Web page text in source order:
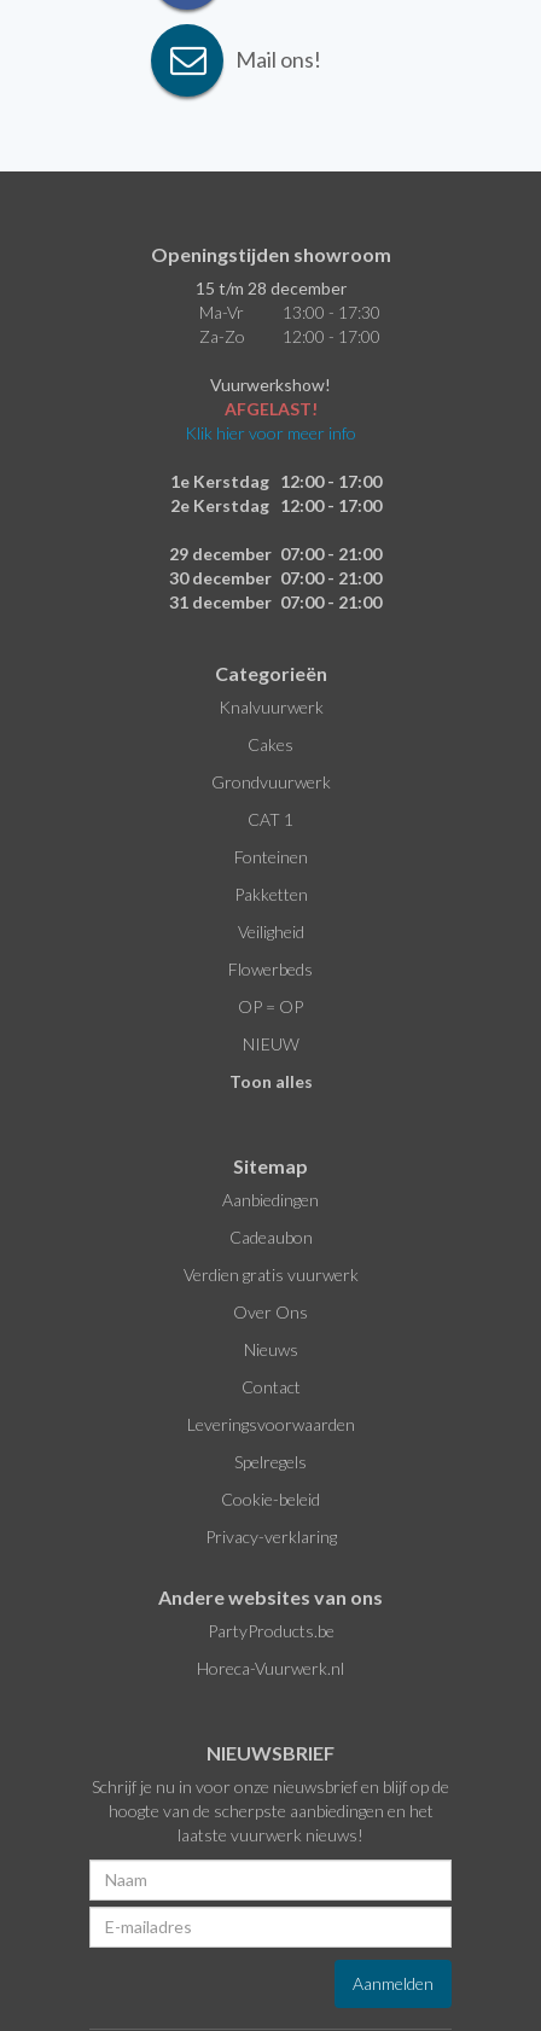
Mail ons!
Openingstijden showroom
15 t/m 28 december
Ma-Vr
13:00 - 17:30
Za-Zo
12:00 - 17:00
Vuurwerkshow!
AFGELAST!
Klik hier voor meer info
1e Kerstdag 12:00 - 17:00
2e Kerstdag 12:00 - 17:00
29 december 07:00 - 21:00
30 december 07:00 - 21:00
31 december 07:00 - 21:00
Categorieën
Knalvuurwerk
Cakes
Grondvuurwerk
CAT 1
Fonteinen
Pakketten
Veiligheid
Flowerbeds
OP = OP
NIEUW
Toon alles
Sitemap
Aanbiedingen
Cadeaubon
Verdien gratis vuurwerk
Over Ons
Nieuws
Contact
Leveringsvoorwaarden
Spelregels
Cookie-beleid
Privacy-verklaring
Andere websites van ons
PartyProducts.be
Horeca-Vuurwerk.nl
NIEUWSBRIEF
Schrijf je nu in voor onze nieuwsbrief en blijf op de
hoogte van de scherpste aanbiedingen en het
laatste vuurwerk nieuws!